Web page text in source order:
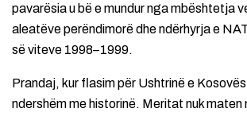
pavarësia u bë e mundur nga mbështetja
aleatëve perëndimorë dhe ndërhyrja e
së viteve 1998–1999.
Prandaj, kur flasim për Ushtrinë e
ndershëm me historinë. Meritat nuk